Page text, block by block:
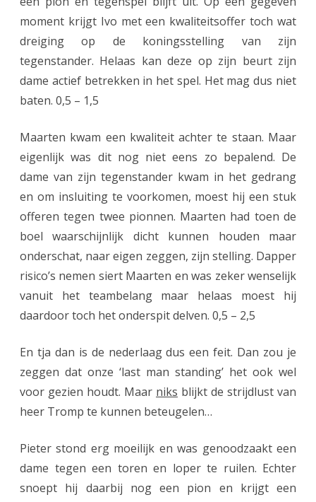
moment krijgt Ivo met een kwaliteitsoffer toch wat
dreiging op de koningsstelling van zijn
tegenstander. Helaas kan deze op zijn beurt zijn
dame actief betrekken in het spel. Het mag dus niet
baten. 0,5 – 1,5
Maarten kwam een kwaliteit achter te staan. Maar
eigenlijk was dit nog niet eens zo bepalend. De
dame van zijn tegenstander kwam in het gedrang
en om insluiting te voorkomen, moest hij een stuk
offeren tegen twee pionnen. Maarten had toen de
boel waarschijnlijk dicht kunnen houden maar
onderschat, naar eigen zeggen, zijn stelling. Dapper
risico’s nemen siert Maarten en was zeker wenselijk
vanuit het teambelang maar helaas moest hij
daardoor toch het onderspit delven. 0,5 – 2,5
En tja dan is de nederlaag dus een feit. Dan zou je
zeggen dat onze ‘last man standing’ het ook wel
voor gezien houdt. Maar niks blijkt de strijdlust van
heer Tromp te kunnen beteugelen…
Pieter stond erg moeilijk en was genoodzaakt een
dame tegen een toren en loper te ruilen. Echter
snoept hij daarbij nog een pion en krijgt een